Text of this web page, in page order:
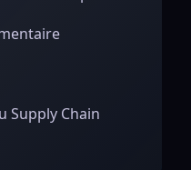
Supply Chain